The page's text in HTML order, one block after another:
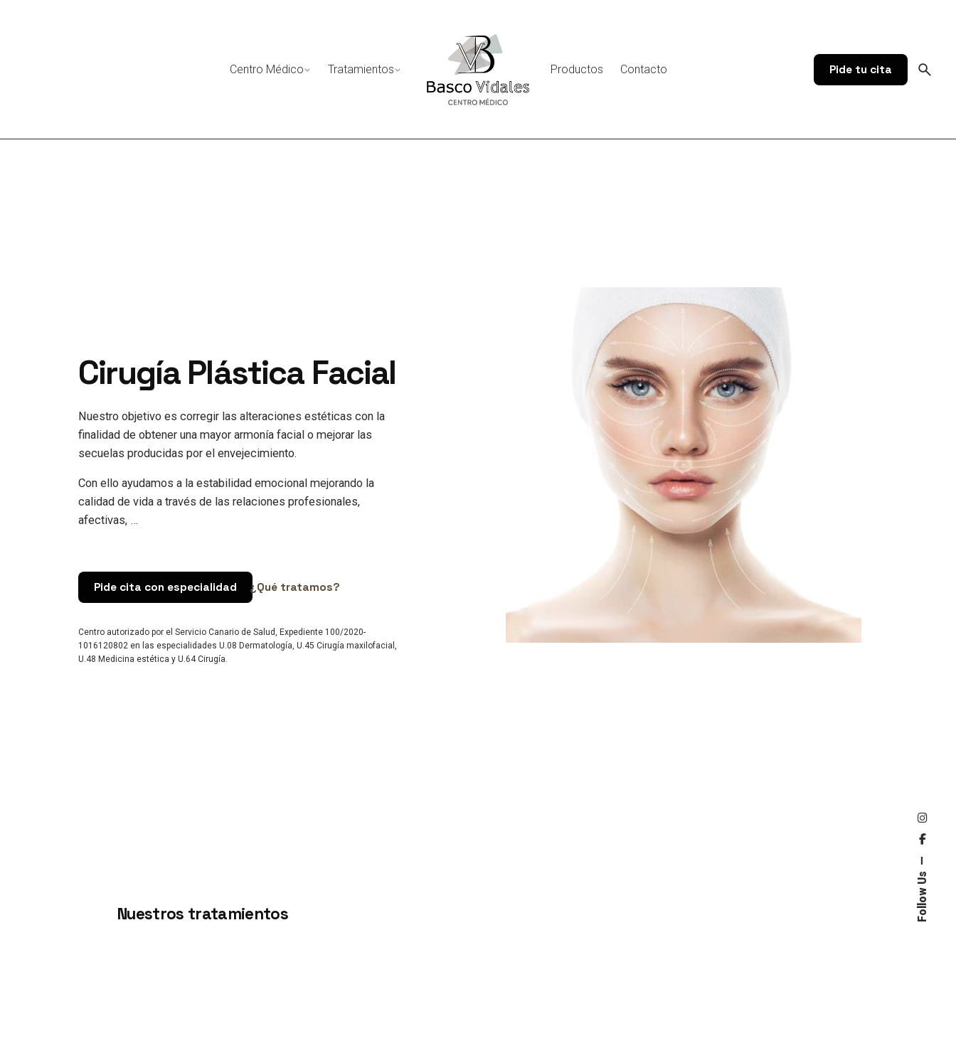
Follow Us
Centro Médico
Tratamientos Productos Contacto Pide tu cita
Cirugía Plástica Facial
Nuestro objetivo es corregir las alteraciones estéticas con la
finalidad de obtener una mayor armonía facial o mejorar las
secuelas producidas por el envejecimiento.
Con ello ayudamos a la estabilidad emocional mejorando la
calidad de vida a través de las relaciones profesionales,
afectivas, …
Pide cita con especialidad ¿Qué tratamos?
Centro autorizado por el Servicio Canario de Salud, Expediente 100/2020-
1016120802 en las especialidades U.08 Dermatología, U.45 Cirugía maxilofacial,
U.48 Medicina estética y U.64 Cirugía.
Nuestros tratamientos